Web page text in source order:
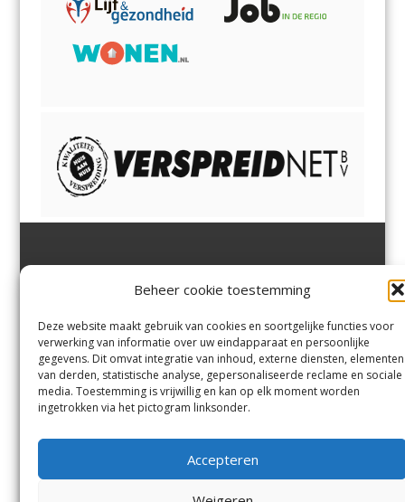
Beheer cookie toestemming
Deze website maakt gebruik van cookies en soortgelijke functies voor
verwerking van informatie over uw eindapparaat en persoonlijke
gegevens. Dit omvat integratie van inhoud, externe diensten, elementen
van derden, statistische analyse, gepersonaliseerde reclame en sociale
media. Toestemming is vrijwillig en kan op elk moment worden
ingetrokken via het pictogram linksonder.
Accepteren
Margadantstraat 34
0255-533900
info@jutter.nlofinfo@hofgee
st.nl
Velserbroek,Velsen-Zuid,
Zuid,Driehuisen
Spaarnwoude.
Contact
Andere uitgaven
Voorwaarden